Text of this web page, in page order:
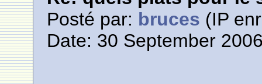
Posté par: bruces (IP
Date: 30 September